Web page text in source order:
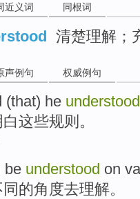
近义词 同根词
清楚理解；
声例句 权威例句
(that) he understood
这些规则 。
be understood on
的角度去理解。